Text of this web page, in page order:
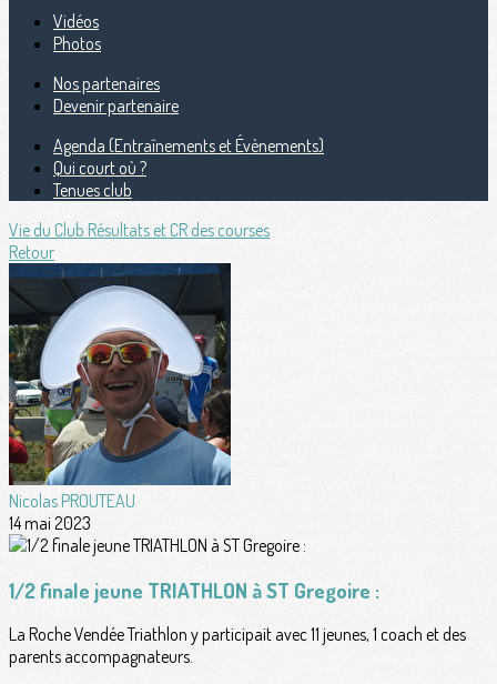
Vidéos
Photos
Nos partenaires
Devenir partenaire
Agenda (Entraînements et Évènements)
Qui court où ?
Tenues club
Vie du Club Résultats et CR des courses
Retour
Nicolas PROUTEAU
14 mai 2023
1/2 finale jeune TRIATHLON à ST Gregoire :
La Roche Vendée Triathlon y participait avec 11 jeunes, 1 coach et des
parents accompagnateurs.